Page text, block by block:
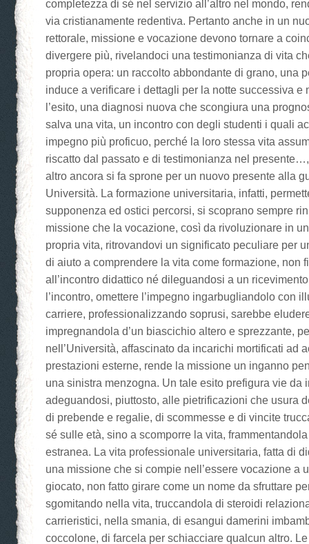
completezza di sé nel servizio all’altro nel mondo,
via cristianamente redentiva. Pertanto anche in un
rettorale, missione e vocazione devono tornare a
divergere più, rivelandoci una testimonianza di vita
propria opera: un raccolto abbondante di grano, una
induce a verificare i dettagli per la notte successiva e
l’esito, una diagnosi nuova che scongiura una
salva una vita, un incontro con degli studenti i quali
impegno più proficuo, perché la loro stessa vita
riscatto dal passato e di testimonianza nel
altro ancora si fa sprone per un nuovo presente alla
Università. La formazione universitaria, infatti,
supponenza ed ostici percorsi, si scoprano sempre
missione che la vocazione, così da rivoluzionare in
propria vita, ritrovandovi un significato peculiare per
di aiuto a comprendere la vita come formazione, non
all’incontro didattico né dileguandosi a un
l’incontro, omettere l’impegno ingarbugliandolo con
carriere, professionalizzando soprusi, sarebbe
impregnandola d’un biascichio altero e sprezzante,
nell’Università, affascinato da incarichi mortificati ad
prestazioni esterne, rende la missione un inganno
una sinistra menzogna. Un tale esito prefigura vie da
adeguandosi, piuttosto, alle pietrificazioni che usura
di prebende e regalie, di scommesse e di vincite
sé sulle età, sino a scomporre la vita,
estranea. La vita professionale universitaria, fatta di
una missione che si compie nell’essere vocazione a
giocato, non fatto girare come un nome da sfruttare
sgomitando nella vita, truccandola di steroidi
carrieristici, nella smania, di esangui damerini
coccolone, di farcela per schiacciare qualcun altro.